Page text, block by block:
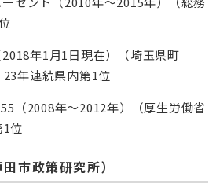
年1月1日現在）（埼玉県町
23年連続県内第1位
（2008年～2012年）（厚生労働省
1位
市政策研究所）